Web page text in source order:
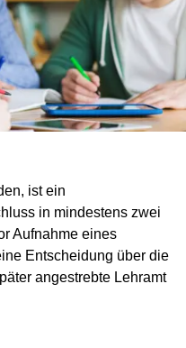
ist ein
in mindestens zwei
Aufnahme eines
Entscheidung über die
angestrebte Lehramt